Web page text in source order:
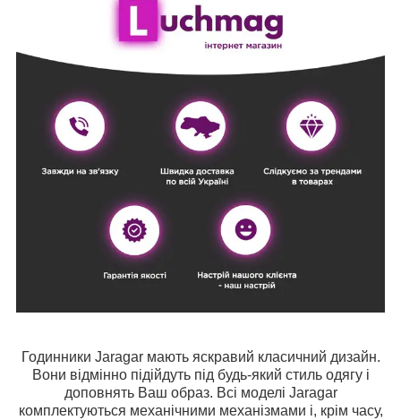
Годинники Jaragar мають яскравий класичний дизайн.
Вони відмінно підійдуть під будь-який стиль одягу і
доповнять Ваш образ. Всі моделі Jaragar
комплектуються механічними механізмами і, крім часу,